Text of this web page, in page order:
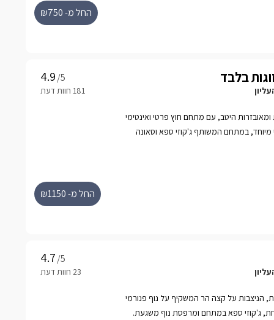
החל מ- ₪750
בלבד /5
ומאובזרות היטב, עם מתחם חוץ פרטי ואינטימי
מיוחד, במתחם המשותף ג'קוזי ספא וסאונה
החל מ- ₪1150
/5
הניצבות על קצה הר המשקיף על נוף פנורמי
ג'קוזי ספא במתחם ומרפסת נוף משגעת.